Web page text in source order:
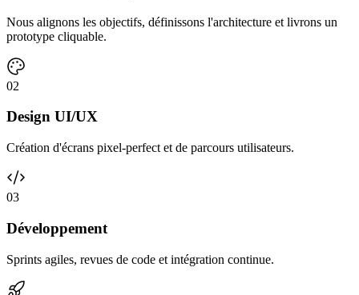
Nous alignons les objectifs, définissons l'architecture et livrons un
prototype cliquable.
02
Design UI/UX
Création d'écrans pixel-perfect et de parcours utilisateurs.
03
Développement
Sprints agiles, revues de code et intégration continue.